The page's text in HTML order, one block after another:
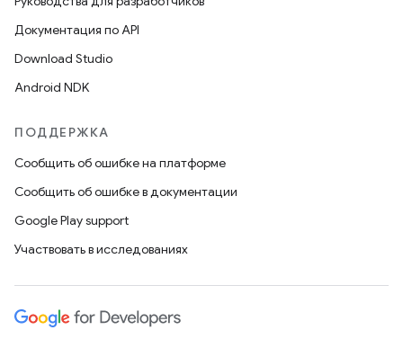
Документация по API
Download Studio
Android NDK
ПОДДЕРЖКА
Сообщить об ошибке на платформе
Сообщить об ошибке в документации
Google Play support
Участвовать в исследованиях